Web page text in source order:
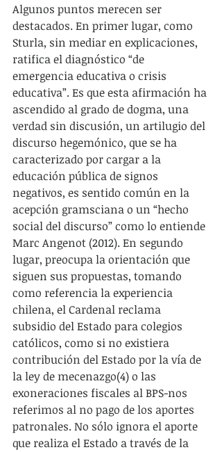
Algunos puntos merecen ser
destacados. En primer lugar, como
Sturla, sin mediar en explicaciones,
ratifica el diagnóstico “de
emergencia educativa o crisis
educativa”. Es que esta afirmación ha
ascendido al grado de dogma, una
verdad sin discusión, un artilugio del
discurso hegemónico, que se ha
caracterizado por cargar a la
educación pública de signos
negativos, es sentido común en la
acepción gramsciana o un “hecho
social del discurso” como lo entiende
Marc Angenot (2012). En segundo
lugar, preocupa la orientación que
siguen sus propuestas, tomando
como referencia la experiencia
chilena, el Cardenal reclama
subsidio del Estado para colegios
católicos, como si no existiera
contribución del Estado por la vía de
la ley de mecenazgo(4) o las
exoneraciones fiscales al BPS-nos
referimos al no pago de los aportes
patronales. No sólo ignora el aporte
que realiza el Estado a través de la